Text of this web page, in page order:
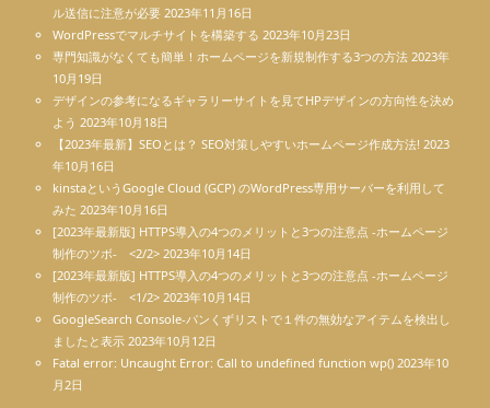
ル送信に注意が必要 2023年11月16日
WordPressでマルチサイトを構築する 2023年10月23日
専門知識がなくても簡単！ホームページを新規制作する3つの方法 2023年
10月19日
デザインの参考になるギャラリーサイトを見てHPデザインの方向性を決め
よう 2023年10月18日
【2023年最新】SEOとは？ SEO対策しやすいホームページ作成方法! 2023
年10月16日
kinstaというGoogle Cloud (GCP) のWordPress専用サーバーを利用して
みた 2023年10月16日
[2023年最新版] HTTPS導入の4つのメリットと3つの注意点 -ホームページ
制作のツボ- <2/2> 2023年10月14日
[2023年最新版] HTTPS導入の4つのメリットと3つの注意点 -ホームページ
制作のツボ- <1/2> 2023年10月14日
GoogleSearch Console-パンくずリストで１件の無効なアイテムを検出し
ましたと表示 2023年10月12日
Fatal error: Uncaught Error: Call to undefined function wp() 2023年10
月2日